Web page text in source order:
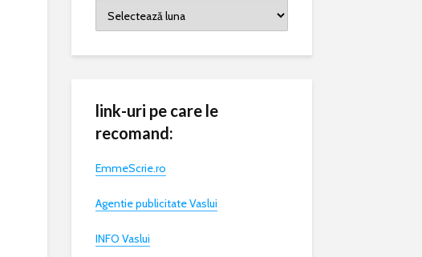
link-uri pe care le
recomand:
EmmeScrie.ro
Agentie publicitate Vaslui
INFO Vaslui